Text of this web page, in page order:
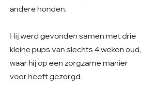
andere honden.
Hij werd gevonden samen met drie
kleine pups van slechts 4 weken oud,
waar hij op een zorgzame manier
voor heeft gezorgd.